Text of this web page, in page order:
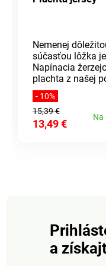
Nemenej
súčasťou lôžka
Napínacia
plachta z našej
spĺňa všetky
na komfort a
mäkký materiál.
na dvojposteľ:
- 10%
15,39 €
13,49 €
Na
a